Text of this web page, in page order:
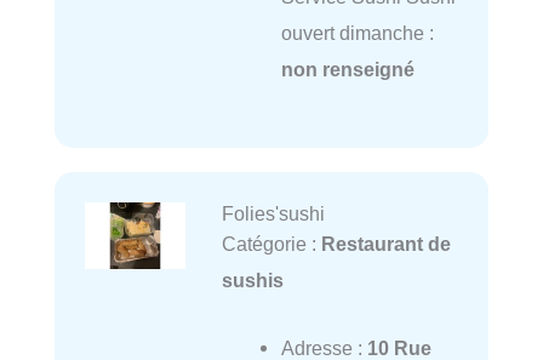
ouvert dimanche :
non renseigné
Folies'sushi
Catégorie : Restaurant de
sushis
Adresse : 10 Rue